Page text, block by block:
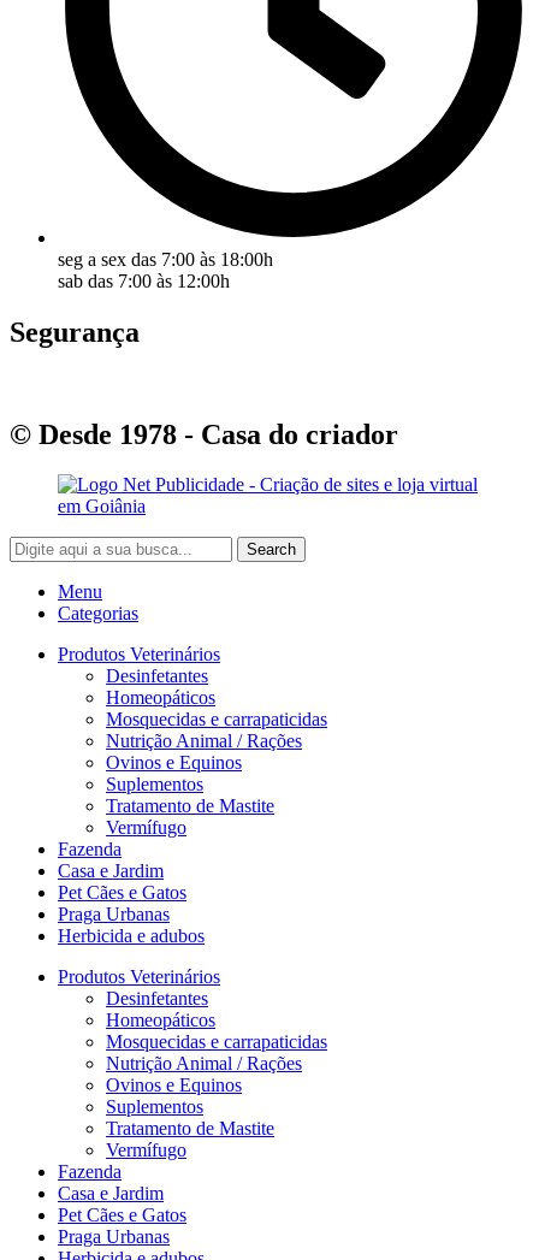
seg a sex das 7:00 às 18:00h
sab das 7:00 às 12:00h
Segurança
© Desde 1978 - Casa do criador
Search
Menu
Categorias
Produtos Veterinários
Desinfetantes
Homeopáticos
Mosquecidas e carrapaticidas
Nutrição Animal / Rações
Ovinos e Equinos
Suplementos
Tratamento de Mastite
Vermífugo
Fazenda
Casa e Jardim
Pet Cães e Gatos
Praga Urbanas
Herbicida e adubos
Produtos Veterinários
Desinfetantes
Homeopáticos
Mosquecidas e carrapaticidas
Nutrição Animal / Rações
Ovinos e Equinos
Suplementos
Tratamento de Mastite
Vermífugo
Fazenda
Casa e Jardim
Pet Cães e Gatos
Praga Urbanas